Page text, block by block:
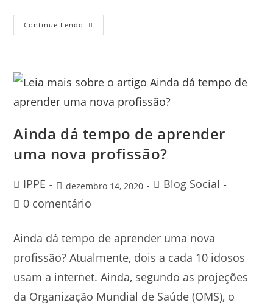
Continue Lendo
Ainda dá tempo de aprender
uma nova profissão?
IPPE dezembro 14, 2020
Blog Social
0 comentário
Ainda dá tempo de aprender uma nova
profissão? Atualmente, dois a cada 10 idosos
usam a internet. Ainda, segundo as projeções
da Organização Mundial de Saúde (OMS), o